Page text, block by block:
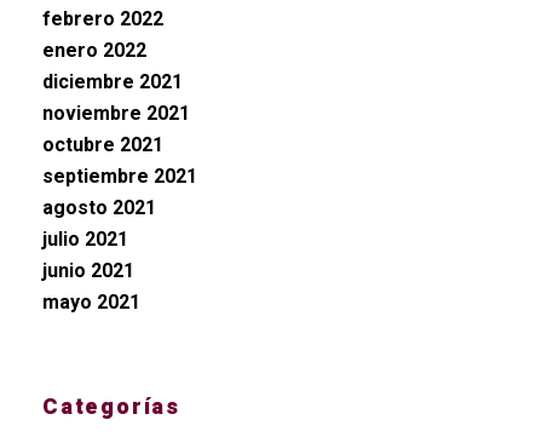
febrero 2022
enero 2022
diciembre 2021
noviembre 2021
octubre 2021
septiembre 2021
agosto 2021
julio 2021
junio 2021
mayo 2021
Categorías